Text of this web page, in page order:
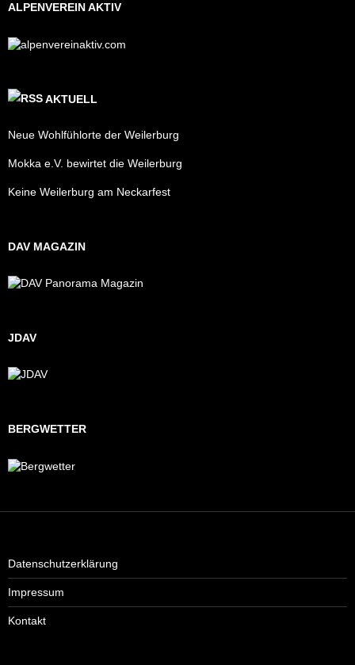
ALPENVEREIN AKTIV
AKTUELL
Neue Wohlfühlorte der Weilerburg
Mokka e.V. bewirtet die Weilerburg
Keine Weilerburg am Neckarfest
DAV MAGAZIN
JDAV
BERGWETTER
Datenschutzerklärung
Impressum
Kontakt